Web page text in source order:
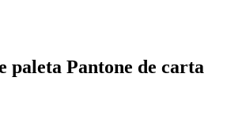
paleta Pantone de carta